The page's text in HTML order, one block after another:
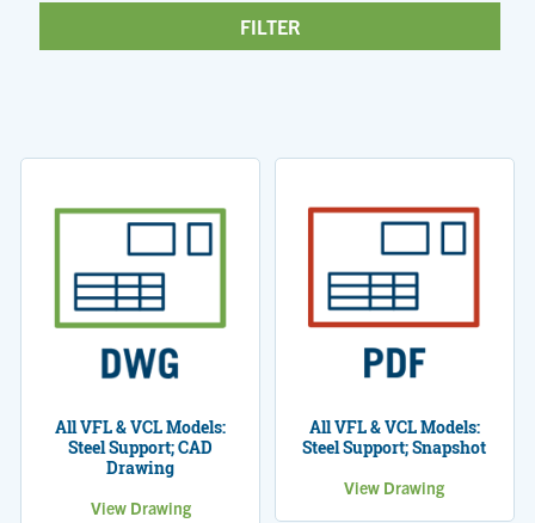
All VFL & VCL Models:
Steel Support; CAD
Drawing
View Drawing
All VFL & VCL Models:
Steel Support; Snapshot
View Drawing